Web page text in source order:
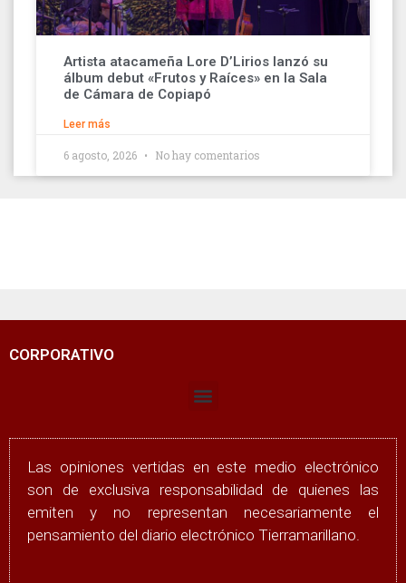
Artista atacameña Lore D’Lirios lanzó su
álbum debut «Frutos y Raíces» en la Sala
de Cámara de Copiapó
Leer más
6 agosto, 2026 No hay comentarios
CORPORATIVO
Las opiniones vertidas en este medio electrónico
son de exclusiva responsabilidad de quienes las
emiten y no representan necesariamente el
pensamiento del diario electrónico Tierramarillano.